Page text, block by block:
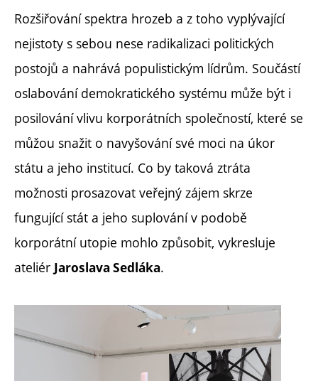
Rozšiřování spektra hrozeb a z toho vyplývající
nejistoty s sebou nese radikalizaci politických
postojů a nahrává populistickým lídrům. Součástí
oslabování demokratického systému může být i
posilování vlivu korporátních společností, které se
můžou snažit o navyšování své moci na úkor
státu a jeho institucí. Co by taková ztráta
možnosti prosazovat veřejný zájem skrze
fungující stát a jeho suplování v podobě
korporátní utopie mohlo způsobit, vykresluje
ateliér Jaroslava Sedláka.